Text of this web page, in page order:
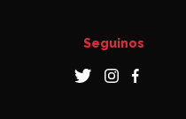
Seguinos